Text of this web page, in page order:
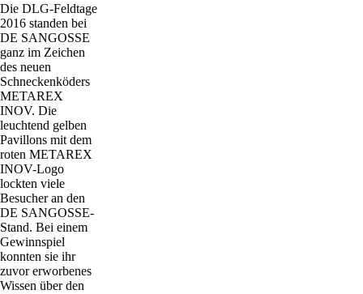
Die DLG-Feldtage
2016 standen bei
DE SANGOSSE
ganz im Zeichen
des neuen
Schneckenköders
METAREX
INOV. Die
leuchtend gelben
Pavillons mit dem
roten METAREX
INOV-Logo
lockten viele
Besucher an den
DE SANGOSSE-
Stand. Bei einem
Gewinnspiel
konnten sie ihr
zuvor erworbenes
Wissen über den